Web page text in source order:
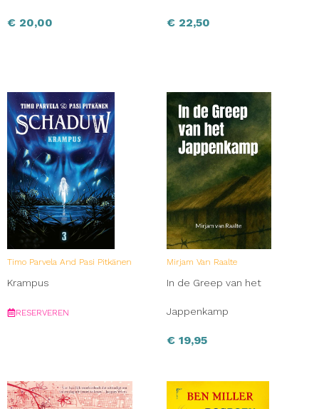
€ 20,00 € 22,50
Timo Parvela And Pasi Pitkänen
Krampus
RESERVEREN
Mirjam Van Raalte
In de Greep van het
Jappenkamp
€ 19,95